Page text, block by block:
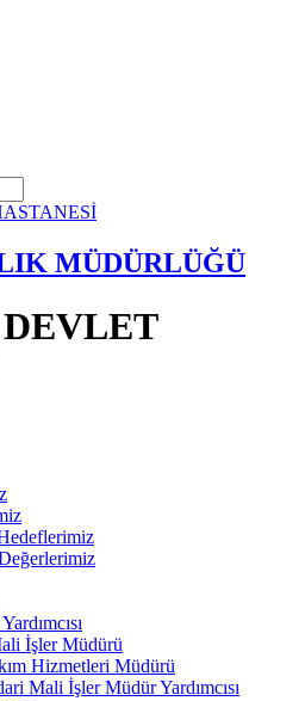
MÜDÜRLÜĞÜ
İşler Müdürü
Hizmetleri Müdürü
Mali İşler Müdür Yardımcısı